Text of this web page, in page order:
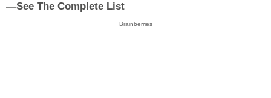
—See The Complete List
Brainberries